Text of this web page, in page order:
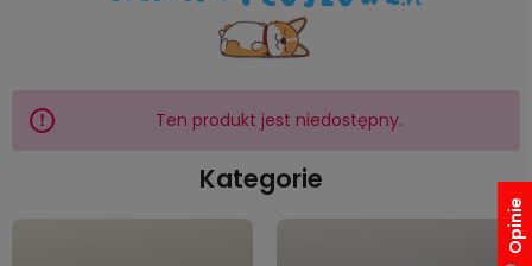
Załóż konto
Ten produkt jest niedostępny.
Kategorie
Opinie